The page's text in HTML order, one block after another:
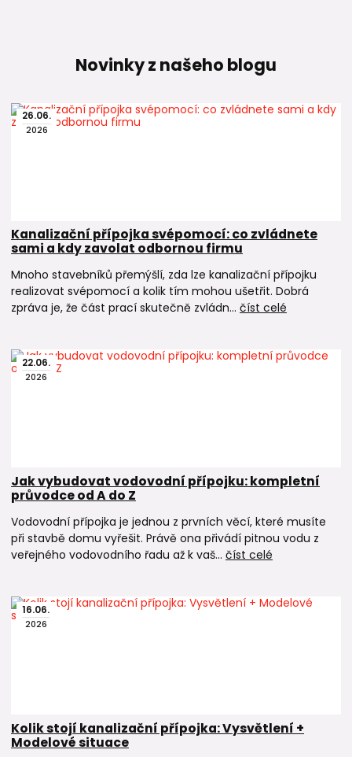
Novinky z našeho blogu
26.06.
2026
Kanalizační přípojka svépomocí: co zvládnete
sami a kdy zavolat odbornou firmu
Mnoho stavebníků přemýšlí, zda lze kanalizační přípojku
realizovat svépomocí a kolik tím mohou ušetřit. Dobrá
zpráva je, že část prací skutečně zvládn... číst celé
22.06.
2026
Jak vybudovat vodovodní přípojku: kompletní
průvodce od A do Z
Vodovodní přípojka je jednou z prvních věcí, které musíte
při stavbě domu vyřešit. Právě ona přivádí pitnou vodu z
veřejného vodovodního řadu až k vaš... číst celé
16.06.
2026
Kolik stojí kanalizační přípojka: Vysvětlení +
Modelové situace